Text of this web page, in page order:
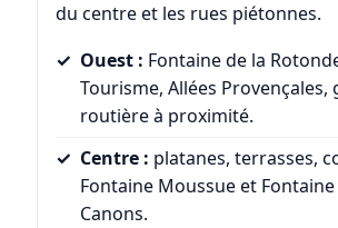
du centre et les rues piétonnes.
Ouest : Fontaine de la
Tourisme, Allées Provençales,
routière à proximité.
Centre : platanes, terrasses,
Fontaine Moussue et
Canons.